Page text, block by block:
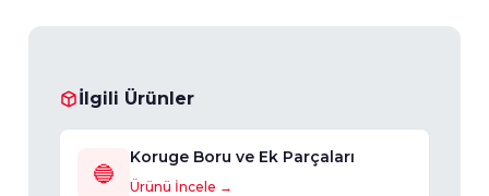
İlgili Ürünler
🔵
Koruge Boru ve Ek Parçaları
Ürünü İncele →